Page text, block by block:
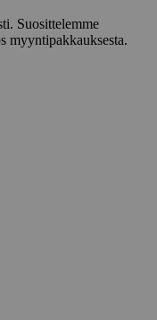
Suosittelemme
myyntipakkauksesta.